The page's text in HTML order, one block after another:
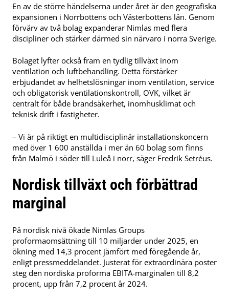
En av de större händelserna under året är den geografiska
expansionen i Norrbottens och Västerbottens län. Genom
förvärv av två bolag expanderar Nimlas med flera
discipliner och stärker därmed sin närvaro i norra Sverige.
Bolaget lyfter också fram en tydlig tillväxt inom
ventilation och luftbehandling. Detta förstärker
erbjudandet av helhetslösningar inom ventilation, service
och obligatorisk ventilationskontroll, OVK, vilket är
centralt för både brandsäkerhet, inomhusklimat och
teknisk drift i fastigheter.
– Vi är på riktigt en multidisciplinär installationskoncern
med över 1 600 anställda i mer än 60 bolag som finns
från Malmö i söder till Luleå i norr, säger Fredrik Setréus.
Nordisk tillväxt och förbättrad
marginal
På nordisk nivå ökade Nimlas Groups
proformaomsättning till 10 miljarder under 2025, en
ökning med 14,3 procent jämfört med föregående år,
enligt pressmeddelandet. Justerat för extraordinära poster
steg den nordiska proforma EBITA-marginalen till 8,2
procent, upp från 7,2 procent år 2024.